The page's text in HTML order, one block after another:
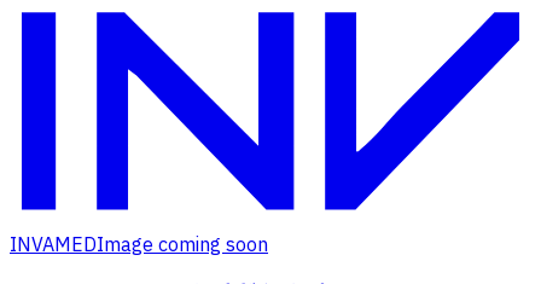
INVAMEDImage coming soon